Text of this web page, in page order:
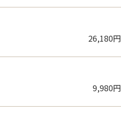
54,510円
26,180円